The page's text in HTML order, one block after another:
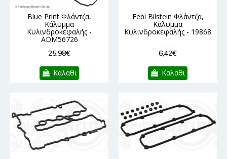
Blue Print Φλάντζα,
Κάλυμμα
Κυλινδροκεφαλής -
ADM56726
25,98€
Καλαθι
Febi Bilstein Φλάντζα,
Κάλυμμα
Κυλινδροκεφαλής - 19868
6,42€
Καλαθι